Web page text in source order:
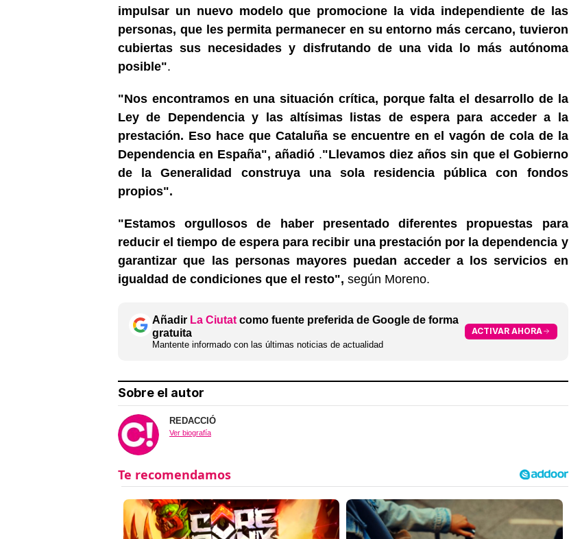
impulsar un nuevo modelo que promocione la vida independiente de las
personas, que les permita permanecer en su entorno más cercano, tuvieron
cubiertas sus necesidades y disfrutando de una vida lo más autónoma
posible".
"Nos encontramos en una situación crítica, porque falta el desarrollo de la
Ley de Dependencia y las altísimas listas de espera para acceder a la
prestación. Eso hace que Cataluña se encuentre en el vagón de cola de la
Dependencia en España", añadió ."Llevamos diez años sin que el Gobierno
de la Generalidad construya una sola residencia pública con fondos
propios".
"Estamos orgullosos de haber presentado diferentes propuestas para
reducir el tiempo de espera para recibir una prestación por la dependencia y
garantizar que las personas mayores puedan acceder a los servicios en
igualdad de condiciones que el resto", según Moreno.
Añadir La Ciutat como fuente preferida de Google de forma
gratuita
Mantente informado con las últimas noticias de actualidad
ACTIVAR AHORA
Sobre el autor
REDACCIÓ
Ver biografía